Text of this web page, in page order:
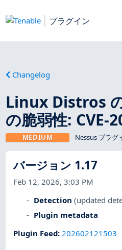
プラグイン
Changelog
Linux Distros
の脆弱性: CVE-
MEDIUM Nessus プラ
バージョン 1.17
Feb 12, 2026, 3:03 PM
Detection (updated
Plugin metadata
Plugin Feed:202602121503